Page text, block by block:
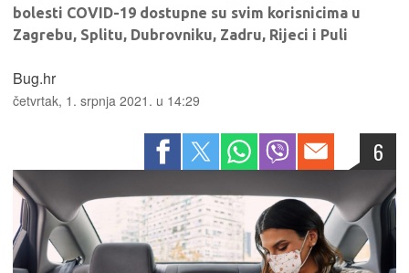
bolesti COVID-19 dostupne su svim korisnicima u
Zagrebu, Splitu, Dubrovniku, Zadru, Rijeci i Puli
Bug.hr
četvrtak, 1. srpnja 2021. u 14:29
6